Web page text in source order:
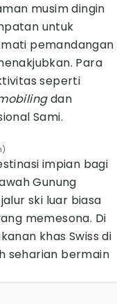
musim dingin
untuk
pemandangan
Para
seperti
dan
Sami.
impian bagi
Gunung
ski luar biasa
memesona. Di
khas Swiss di
seharian bermain